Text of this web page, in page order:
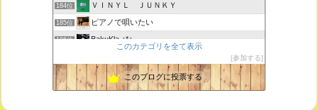
184位 ＶＩＮＹＬ ＪＵＮＫＹ
185位 ピアノで唄いたい
186位 BakuKla +*+
188位 ときどき書きます♪
このカテゴリを全て表示
参加する
このブログに投票する